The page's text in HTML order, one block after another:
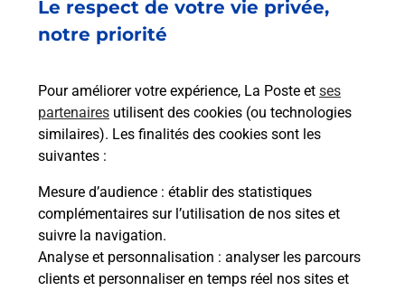
Le respect de votre vie privée,
notre priorité
Pour améliorer votre expérience, La Poste et ses
partenaires utilisent des cookies (ou technologies
similaires). Les finalités des cookies sont les
suivantes :
Mesure d’audience : établir des statistiques
complémentaires sur l’utilisation de nos sites et
suivre la navigation.
Analyse et personnalisation : analyser les parcours
clients et personnaliser en temps réel nos sites et
Acheter un iPhone neuf ou reconditionné
Vous recherchez un smartphone pas cher proche
de chez vous ? Découvrez notre offre de
téléphones iPhone Apple dans vos bureaux de
Poste à USTARITZ (64480) !